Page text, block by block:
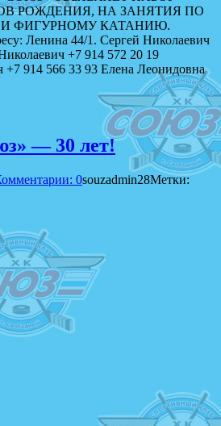
РОЖДЕНИЯ, НА ЗАНЯТИЯ ПО
ФИГУРНОМУ КАТАНИЮ.
Ленина 44/1. Сергей Николаевич
+7 914 572 20 19
+7 914 566 33 93 Елена Леонидовна
— 30 лет!
0souzadmin28Метки: